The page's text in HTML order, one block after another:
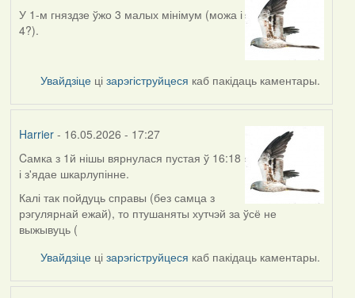
У 1-м гняздзе ўжо 3 малых мінімум (можа і
4?).
Увайдзіце цізарэгіструйцеся каб пакідаць каментары.
Harrier- 16.05.2026 - 17:27
Cамка з 1й нішы вярнулася пустая ў 16:18
і з'ядае шкарлупінне.
Калі так пойдуць справы (без самца з
рэгулярнай ежай), то птушаняты хутчэй за ўсё не
выжывуць (
Увайдзіце цізарэгіструйцеся каб пакідаць каментары.